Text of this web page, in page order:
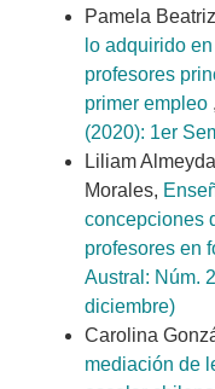
Pamela
lo adquirido
profesores
primer empleo ,
(2020): 1er
Liliam
Morales,
concepciones
profesores en
Austral: Núm.
diciembre)
Carolina
mediación de